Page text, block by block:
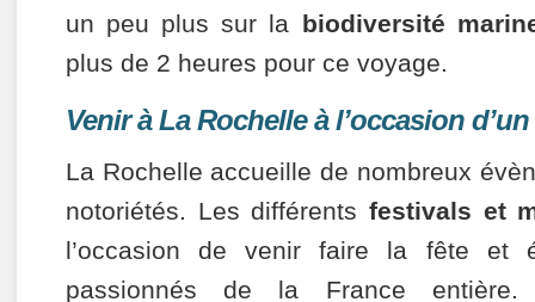
un peu plus sur la biodiversité
plus de 2 heures pour ce voyage.
Venir à La Rochelle à l’occasion
La Rochelle accueille de nombreux
notoriétés. Les différents festivals et
l’occasion de venir faire la fête et
passionnés de la France entière.